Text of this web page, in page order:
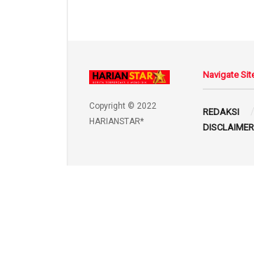
Copyright © 2022
HARIANSTAR*
Navigate
REDAKSI
DISCLAIMER